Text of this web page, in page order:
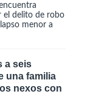
el delito de robo
menor a
a seis
una familia
nexos con